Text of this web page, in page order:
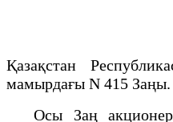
Қазақстан
мамырдағы N 415 Заңы.
Осы Заң